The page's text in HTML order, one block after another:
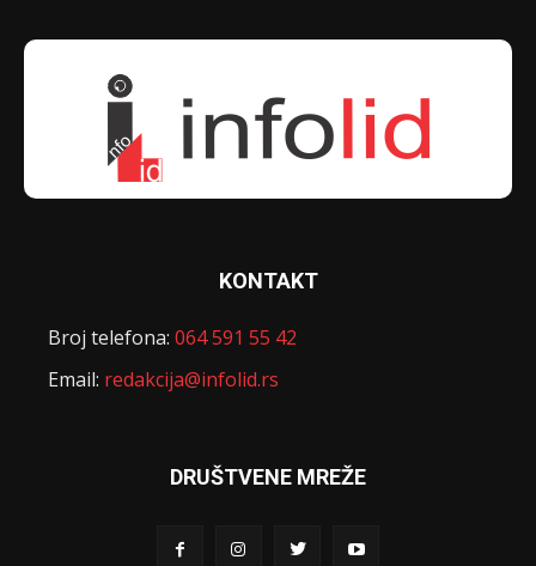
KONTAKT
Broj telefona: 064 591 55 42
Email: redakcija@infolid.rs
DRUŠTVENE MREŽE